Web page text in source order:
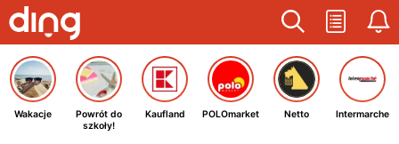
Wakacje
Powrót do
szkoły!
Kaufland POLOmarket Netto Intermarche